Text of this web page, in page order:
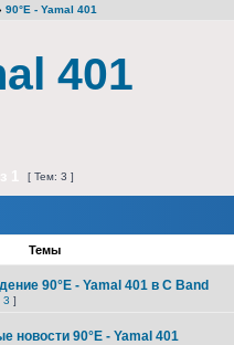
90°E - Yamal 401
401
[ Тем: 3 ]
Темы
90°E - Yamal 401 в С Band
3 ]
новости 90°E - Yamal 401